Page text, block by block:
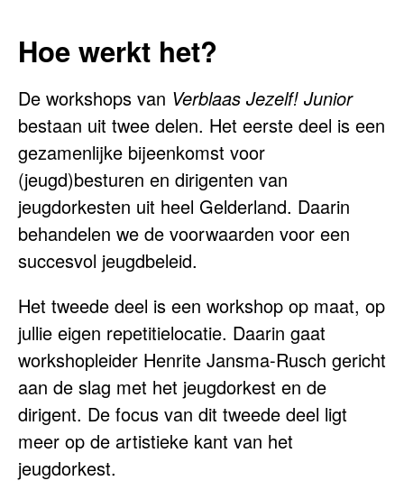
Hoe werkt het?
De workshops van Verblaas Jezelf! Junior
bestaan uit twee delen. Het eerste deel is een
gezamenlijke bijeenkomst voor
(jeugd)besturen en dirigenten van
jeugdorkesten uit heel Gelderland. Daarin
behandelen we de voorwaarden voor een
succesvol jeugdbeleid.
Het tweede deel is een workshop op maat, op
jullie eigen repetitielocatie. Daarin gaat
workshopleider Henrite Jansma-Rusch gericht
aan de slag met het jeugdorkest en de
dirigent. De focus van dit tweede deel ligt
meer op de artistieke kant van het
jeugdorkest.